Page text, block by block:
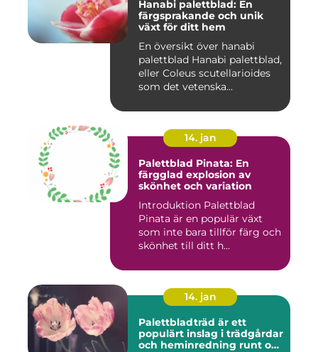
Hanabi palettblad: En
färgsprakande och unik
växt för ditt hem
En översikt över hanabi
palettblad Hanabi palettblad,
eller Coleus scutellarioides
som det vetenska...
14. jan
Palettblad Pinata: En
färgglad explosion av
skönhet och variation
Introduktion Palettblad
Pinata är en populär växt
som inte bara tillför färg och
skönhet till ditt h...
14. jan
Palettbladträd är ett
populärt inslag i trädgårdar
och heminredning runt om